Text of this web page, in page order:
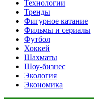
Технологии
Тренды
Фигурное катание
Фильмы и сериалы
Футбол
Хоккей
Шахматы
Шоу-бизнес
Экология
Экономика